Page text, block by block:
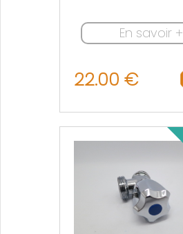
En savoir +
22.00 €